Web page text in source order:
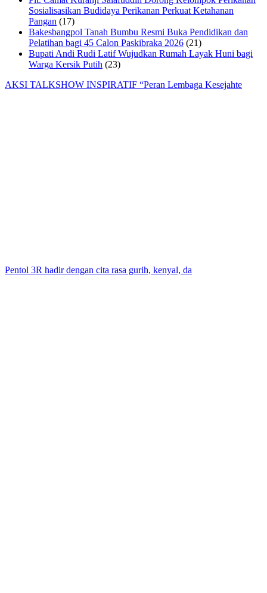
Sosialisasikan Budidaya Perikanan Perkuat Ketahanan
Pangan (17)
Bakesbangpol Tanah Bumbu Resmi Buka Pendidikan dan
Pelatihan bagi 45 Calon Paskibraka 2026 (21)
Bupati Andi Rudi Latif Wujudkan Rumah Layak Huni bagi
Warga Kersik Putih (23)
AKSI TALKSHOW INSPIRATIF “Peran Lembaga Kesejahte
Pentol 3R hadir dengan cita rasa gurih, kenyal, da